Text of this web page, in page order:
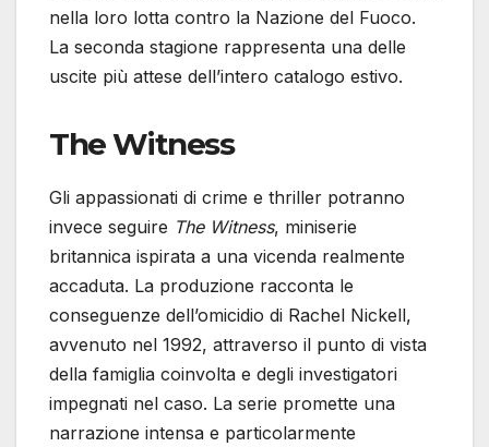
nella loro lotta contro la Nazione del Fuoco.
La seconda stagione rappresenta una delle
uscite più attese dell’intero catalogo estivo.
The Witness
Gli appassionati di crime e thriller potranno
invece seguire The Witness, miniserie
britannica ispirata a una vicenda realmente
accaduta. La produzione racconta le
conseguenze dell’omicidio di Rachel Nickell,
avvenuto nel 1992, attraverso il punto di vista
della famiglia coinvolta e degli investigatori
impegnati nel caso. La serie promette una
narrazione intensa e particolarmente